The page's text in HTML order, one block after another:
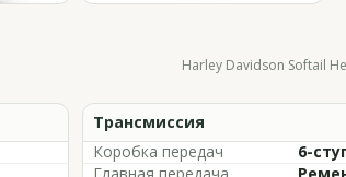
Harley Davidson Softail
Трансмиссия
Коробка передач
6-